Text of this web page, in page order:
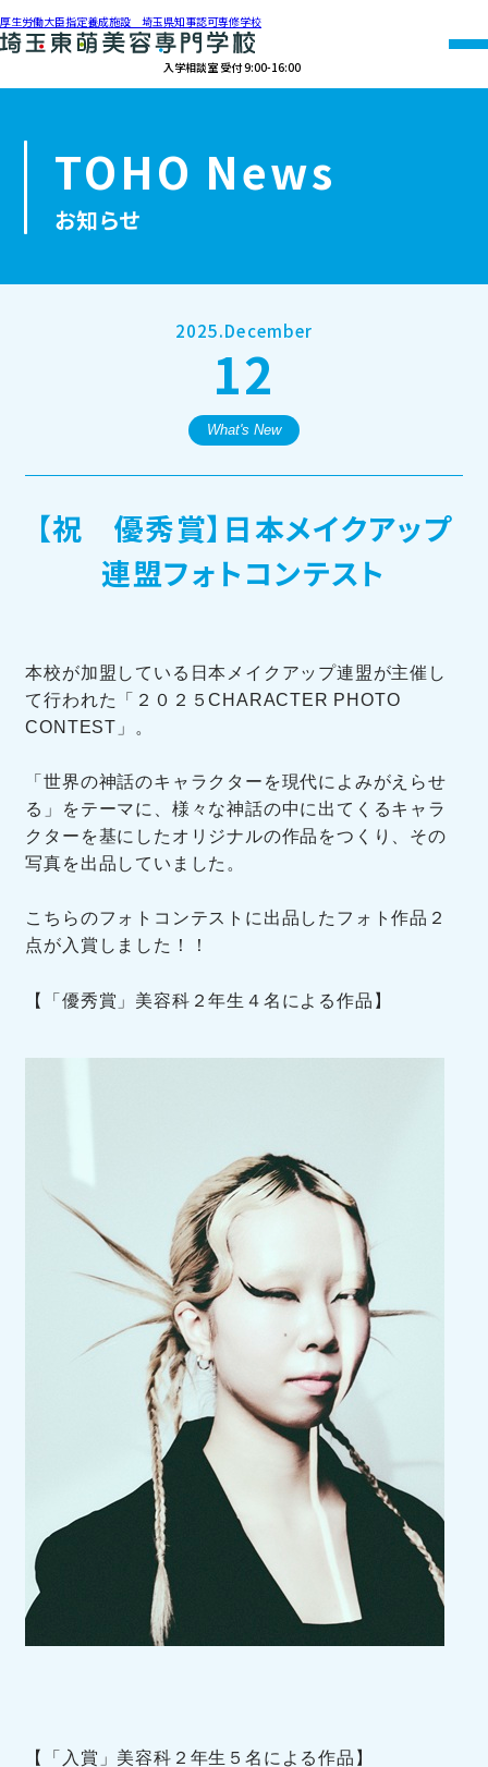
厚生労働大臣指定養成施設 埼玉県知事認可専修学校
入学相談室 受付 9:00-16:00
アクセス 資料請求
学校紹介
学科紹介
オープンキャンパス・個別相談
訪問者別メニュー
TOHOブログ
TOHO News
お知らせ
2025.December
12
What's New
【祝 優秀賞】日本メイクアップ
連盟フォトコンテスト
本校が加盟している日本メイクアップ連盟が主催し
て行われた「２０２５CHARACTER PHOTO
CONTEST」。
「世界の神話のキャラクターを現代によみがえらせ
る」をテーマに、様々な神話の中に出てくるキャラ
クターを基にしたオリジナルの作品をつくり、その
写真を出品していました。
こちらのフォトコンテストに出品したフォト作品２
点が入賞しました！！
【「優秀賞」美容科２年生４名による作品】
【「入賞」美容科２年生５名による作品】